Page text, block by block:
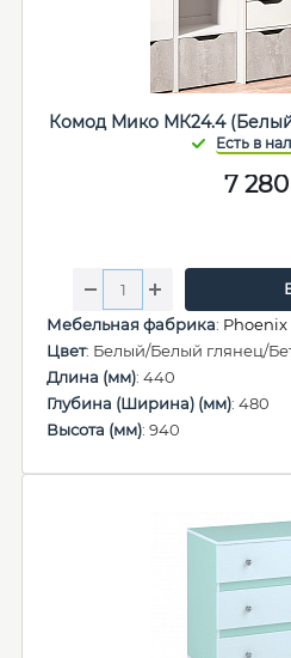
Комод Мико МК24.4
7 280
Мебельная фабрика: Phoenix
Цвет: Белый/Белый глянец/
Длина (мм): 440
Глубина (Ширина) (мм): 480
Высота (мм): 940